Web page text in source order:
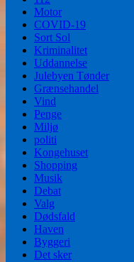
Motor
COVID-19
Sort Sol
Kriminalitet
Uddannelse
Julebyen Tønder
Grænsehandel
Vind
Penge
Miljø
politi
Kongehuset
Shopping
Musik
Debat
Valg
Dødsfald
Haven
Byggeri
Det sker